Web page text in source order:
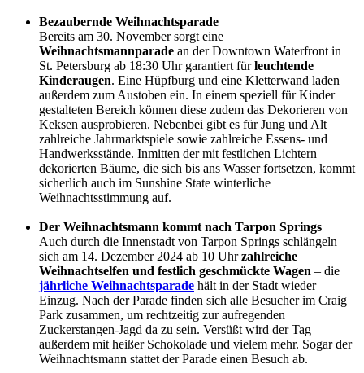
Bezaubernde Weihnachtsparade
Bereits am 30. November sorgt eine
Weihnachtsmannparade an der Downtown Waterfront in
St. Petersburg ab 18:30 Uhr garantiert fürleuchtende
Kinderaugen. Eine Hüpfburg und eine Kletterwand laden
außerdem zum Austoben ein. In einem speziell für Kinder
gestalteten Bereich können diese zudem das Dekorieren von
Keksen ausprobieren. Nebenbei gibt es für Jung und Alt
zahlreiche Jahrmarktspiele sowie zahlreiche Essens- und
Handwerksstände. Inmitten der mit festlichen Lichtern
dekorierten Bäume, die sich bis ans Wasser fortsetzen, kommt
sicherlich auch im Sunshine State winterliche
Weihnachtsstimmung auf.
Der Weihnachtsmann kommt nach Tarpon Springs
Auch durch die Innenstadt von Tarpon Springs schlängeln
sich am 14. Dezember 2024 ab 10 Uhrzahlreiche
Weihnachtselfen und festlich geschmückte Wagen – die
jährliche Weihnachtsparade hält in der Stadt wieder
Einzug. Nach der Parade finden sich alle Besucher im Craig
Park zusammen, um rechtzeitig zur aufregenden
Zuckerstangen-Jagd da zu sein. Versüßt wird der Tag
außerdem mit heißer Schokolade und vielem mehr. Sogar der
Weihnachtsmann stattet der Parade einen Besuch ab.